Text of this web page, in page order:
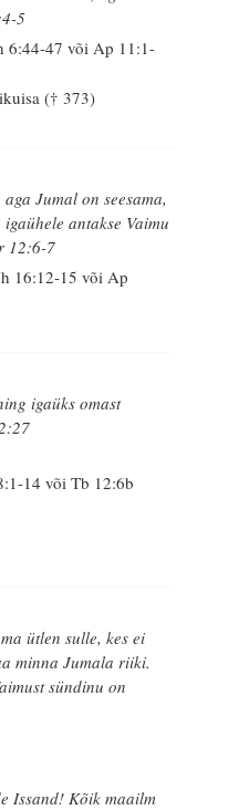
5
6:44-47 või Ap 11:1-
(† 373)
Jumal on seesama,
antakse Vaimu
12:6-7
16:12-15 või Ap
igaüks omast
14 või Tb 12:6b
ütlen sulle, kes ei
minna Jumala riiki.
sündinu on
Issand! Kõik maailm